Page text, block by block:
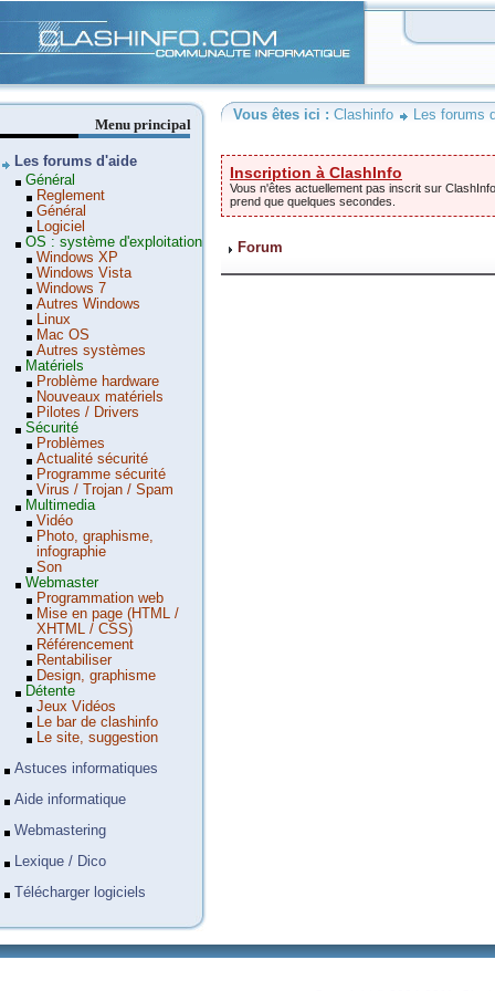
Vous êtes ici : Clashinfo Les forums
Inscription à ClashInfo
Vous n'êtes actuellement pas inscrit sur
prend que quelques secondes.
Forum
Menu principal
Les forums d'aide
Général
Reglement
Général
Logiciel
OS : système d'exploitation
Windows XP
Windows Vista
Windows 7
Autres Windows
Linux
Mac OS
Autres systèmes
Matériels
Problème hardware
Nouveaux matériels
Pilotes / Drivers
Sécurité
Problèmes
Actualité sécurité
Programme sécurité
Virus / Trojan / Spam
Multimedia
Vidéo
Photo, graphisme,
infographie
Son
Webmaster
Programmation web
Mise en page (HTML /
XHTML / CSS)
Référencement
Rentabiliser
Design, graphisme
Détente
Jeux Vidéos
Le bar de clashinfo
Le site, suggestion
Astuces informatiques
Aide informatique
Webmastering
Lexique / Dico
Télécharger logiciels